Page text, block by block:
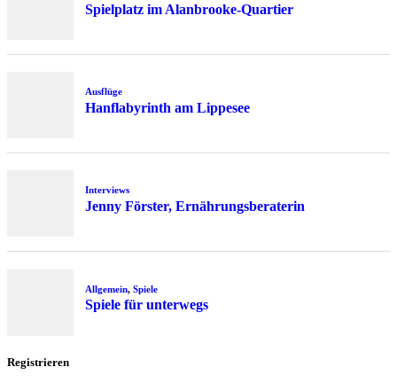
Spielplatz im Alanbrooke-Quartier
Ausflüge
Hanflabyrinth am Lippesee
Interviews
Jenny Förster, Ernährungsberaterin
Allgemein, Spiele
Spiele für unterwegs
Registrieren